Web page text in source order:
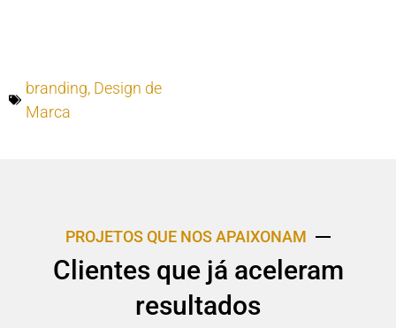
branding, Design de
Marca
PROJETOS QUE NOS APAIXONAM
Clientes que já aceleram
resultados